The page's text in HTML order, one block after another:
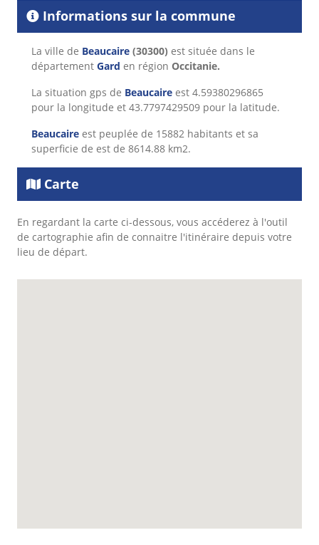
Informations sur la commune
La ville de Beaucaire (30300) est située dans le
département Gard en région Occitanie.
La situation gps de Beaucaire est 4.59380296865
pour la longitude et 43.7797429509 pour la latitude.
Beaucaire est peuplée de 15882 habitants et sa
superficie de est de 8614.88 km2.
Carte
En regardant la carte ci-dessous, vous accéderez à l'outil
de cartographie afin de connaitre l'itinéraire depuis votre
lieu de départ.